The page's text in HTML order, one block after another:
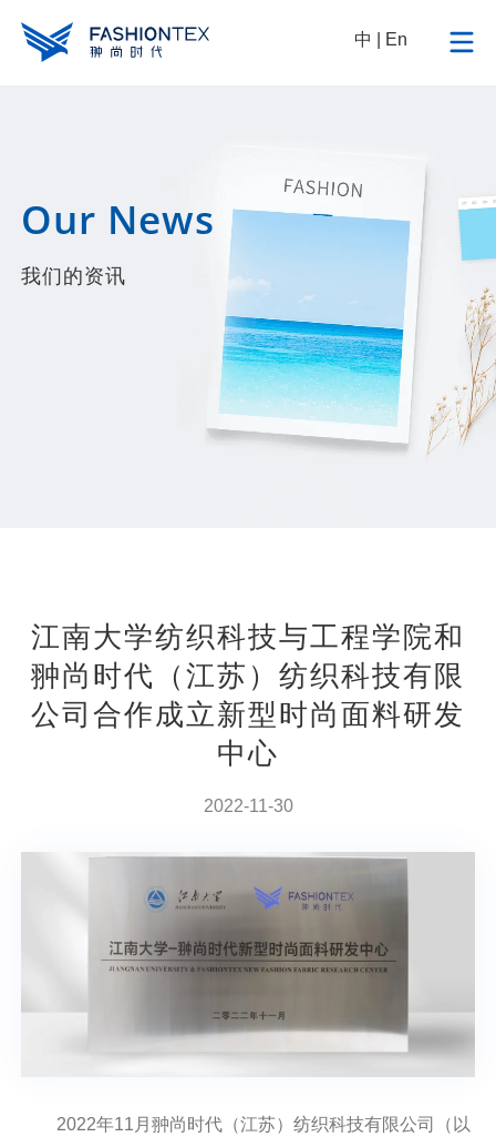
中 En
Our News
我们的资讯
江南大学纺织科技与工程学院和
翀尚时代（江苏）纺织科技有限
公司合作成立新型时尚面料研发
中心
2022-11-30
2022年11月翀尚时代（江苏）纺织科技有限公司（以